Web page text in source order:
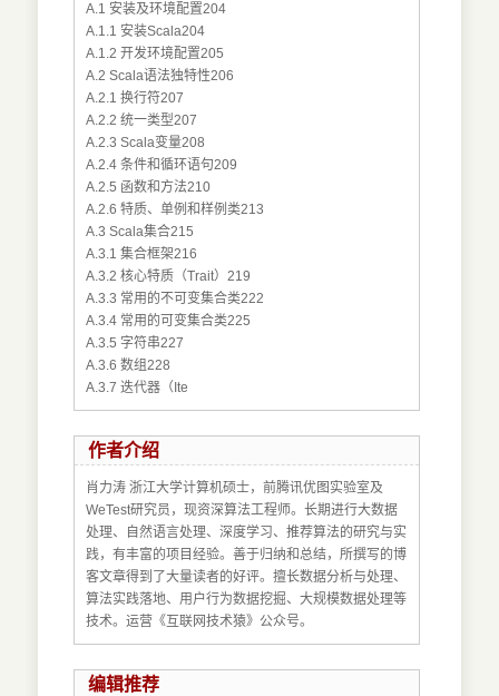
A.1 安装及环境配置204
A.1.1 安装Scala204
A.1.2 开发环境配置205
A.2 Scala语法独特性206
A.2.1 换行符207
A.2.2 统一类型207
A.2.3 Scala变量208
A.2.4 条件和循环语句209
A.2.5 函数和方法210
A.2.6 特质、单例和样例类213
A.3 Scala集合215
A.3.1 集合框架216
A.3.2 核心特质（Trait）219
A.3.3 常用的不可变集合类222
A.3.4 常用的可变集合类225
A.3.5 字符串227
A.3.6 数组228
A.3.7 迭代器（Ite
作者介绍
肖力涛 浙江大学计算机硕士，前腾讯优图实验室及
WeTest研究员，现资深算法工程师。长期进行大数据
处理、自然语言处理、深度学习、推荐算法的研究与实
践，有丰富的项目经验。善于归纳和总结，所撰写的博
客文章得到了大量读者的好评。擅长数据分析与处理、
算法实践落地、用户行为数据挖掘、大规模数据处理等
技术。运营《互联网技术猿》公众号。
编辑推荐